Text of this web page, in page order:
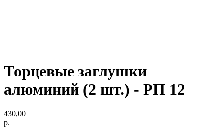
Торцевые заглушки
алюминий (2 шт.) - РП 12
430,00
р.